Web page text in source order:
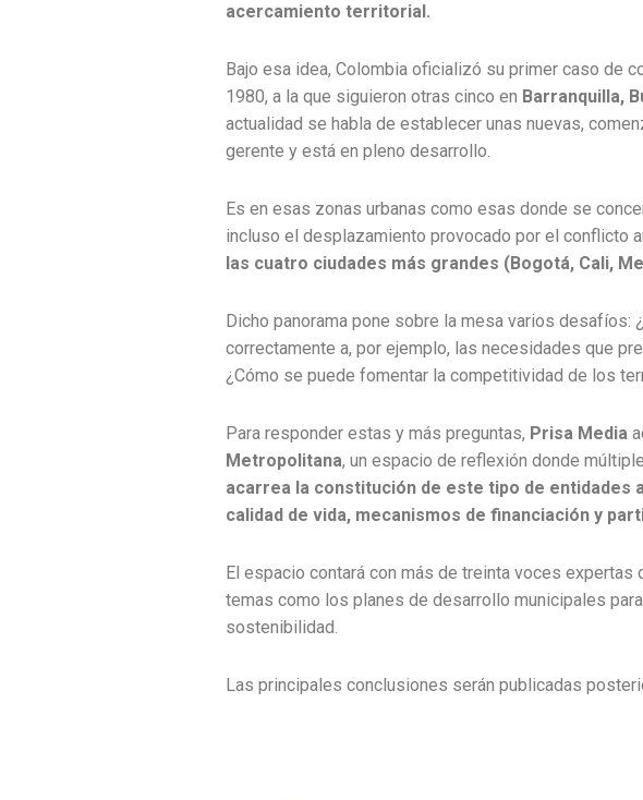
acercamiento territorial.
Bajo esa idea, Colombia oficializó su primer caso de
1980, a la que siguieron otras cinco en Barranquilla,
actualidad se habla de establecer unas nuevas,
gerente y está en pleno desarrollo.
Es en esas zonas urbanas como esas donde se
incluso el desplazamiento provocado por el conflicto
las cuatro ciudades más grandes (Bogotá, Cali,
Dicho panorama pone sobre la mesa varios
correctamente a, por ejemplo, las necesidades que
¿Cómo se puede fomentar la competitividad de los
Para responder estas y más preguntas, Prisa Media
Metropolitana, un espacio de reflexión donde
acarrea la constitución de este tipo de
calidad de vida, mecanismos de financiación y
El espacio contará con más de treinta voces
temas como los planes de desarrollo municipales
sostenibilidad.
Las principales conclusiones serán publicadas